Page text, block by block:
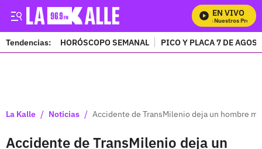
EN VIVO
Mira Todos Nuestros
Tendencias: HORÓSCOPO SEMANAL PICO Y PLACA 7 DE
La Kalle / Noticias / Accidente de TransMilenio deja un hombre
Accidente de TransMilenio deja un